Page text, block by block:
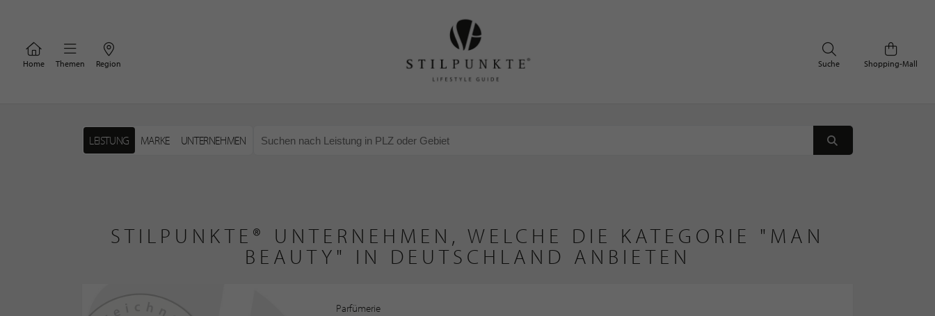
Home Themen Region Shopping-Mall
Suche
LEISTUNG MARKE UNTERNEHMEN
STILPUNKTE® UNTERNEHMEN, WELCHE DIE KATEGORIE "MAN
BEAUTY" IN DEUTSCHLAND ANBIETEN
Parfümerie